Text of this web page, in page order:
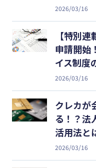
2026/03/16
【特別
申請開始
イス制度
2026/03/16
クレカが
る！？法
活用法と
2026/03/16